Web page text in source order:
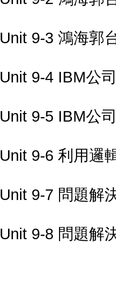
Unit 9-3 鴻海郭
Unit 9-4 IBM公
Unit 9-5 IBM公
Unit 9-6 利用邏
Unit 9-7 問題解
Unit 9-8 問題解